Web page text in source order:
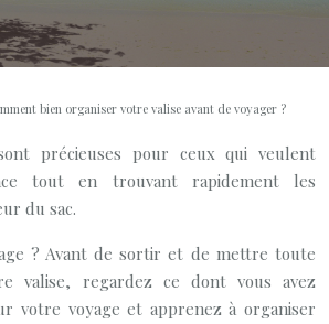
bien organiser votre valise avant de voyager ?
précieuses pour ceux qui veulent
tout en trouvant rapidement les
du sac.
? Avant de sortir et de mettre toute
valise, regardez ce dont vous avez
votre voyage et apprenez à organiser